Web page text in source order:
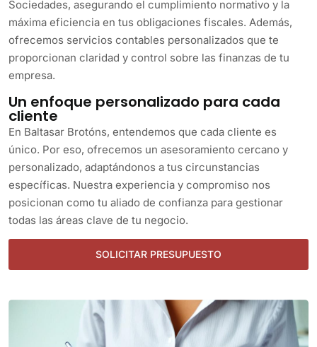
Sociedades, asegurando el cumplimiento normativo y la
máxima eficiencia en tus obligaciones fiscales. Además,
ofrecemos servicios contables personalizados que te
proporcionan claridad y control sobre las finanzas de tu
empresa.
Un enfoque personalizado para cada
cliente
En Baltasar Brotóns, entendemos que cada cliente es
único. Por eso, ofrecemos un asesoramiento cercano y
personalizado, adaptándonos a tus circunstancias
específicas. Nuestra experiencia y compromiso nos
posicionan como tu aliado de confianza para gestionar
todas las áreas clave de tu negocio.
SOLICITAR PRESUPUESTO